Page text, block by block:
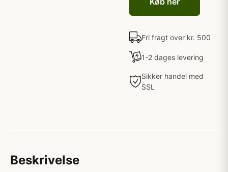
Fri fragt over kr. 500
1-2 dages levering
Sikker handel med
SSL
Beskrivelse